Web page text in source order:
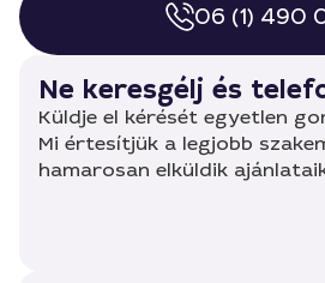
06 (1) 490
Ne keresgélj és
Küldje el kérését egyetlen
Mi értesítjük a legjobb
hamarosan elküldik